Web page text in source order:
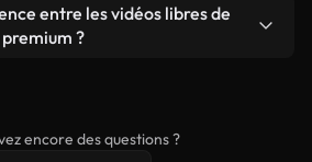
découper, recadrer ou
Assurez-vous simplement que
entre les vidéos libres de
?
protections de licence
encore des questions ?